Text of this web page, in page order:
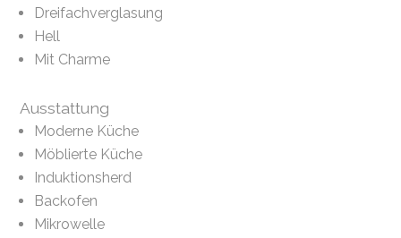
Dreifachverglasung
Hell
Mit Charme
Ausstattung
Moderne Küche
Möblierte Küche
Induktionsherd
Backofen
Mikrowelle